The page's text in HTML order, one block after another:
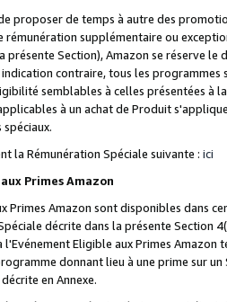
proposer de temps à autre des
rémunération supplémentaire ou
présente Section), Amazon se réserve
contraire, tous les
semblables à celles présentées à
à un achat de Produit
la Rémunération Spéciale suivante : ici
Primes Amazon
Primes Amazon sont disponibles dans
décrite dans la présente Section
Eligible aux Primes Amazon
donnant lieu à une prime sur
en Annexe.